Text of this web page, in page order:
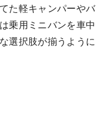
た軽キャンパーやバ
乗用ミニバンを車中
選択肢が揃うように